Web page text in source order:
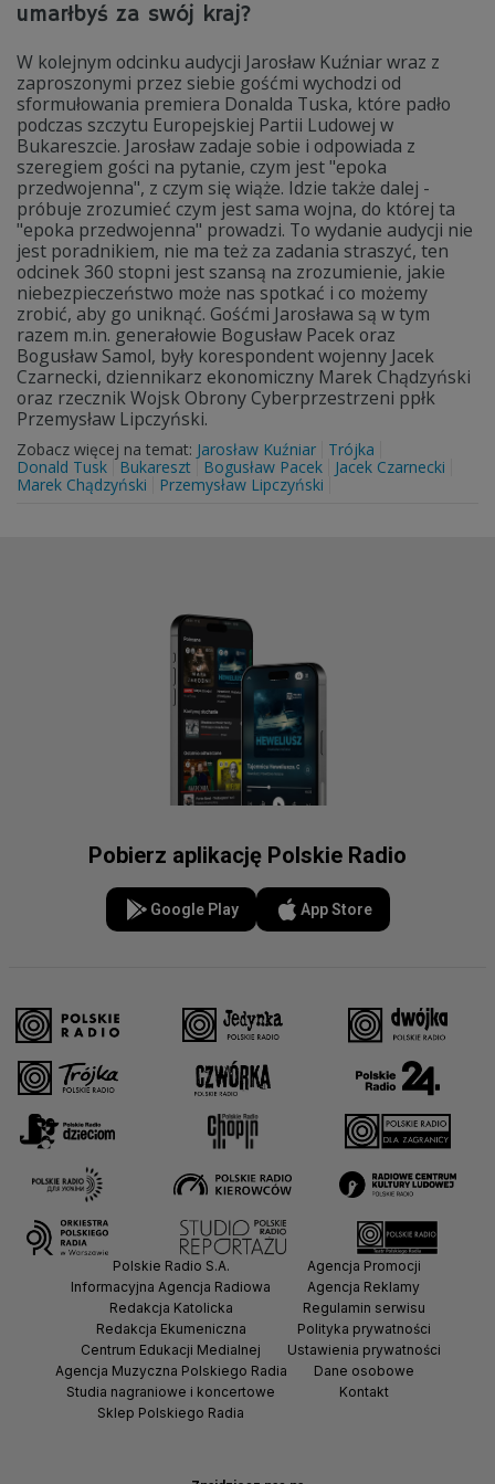
umarłbyś za swój kraj?
W kolejnym odcinku audycji Jarosław Kuźniar wraz z
zaproszonymi przez siebie gośćmi wychodzi od
sformułowania premiera Donalda Tuska, które padło
podczas szczytu Europejskiej Partii Ludowej w
Bukareszcie. Jarosław zadaje sobie i odpowiada z
szeregiem gości na pytanie, czym jest "epoka
przedwojenna", z czym się wiąże. Idzie także dalej -
próbuje zrozumieć czym jest sama wojna, do której ta
"epoka przedwojenna" prowadzi. To wydanie audycji nie
jest poradnikiem, nie ma też za zadania straszyć, ten
odcinek 360 stopni jest szansą na zrozumienie, jakie
niebezpieczeństwo może nas spotkać i co możemy
zrobić, aby go uniknąć. Gośćmi Jarosława są w tym
razem m.in. generałowie Bogusław Pacek oraz
Bogusław Samol, były korespondent wojenny Jacek
Czarnecki, dziennikarz ekonomiczny Marek Chądzyński
oraz rzecznik Wojsk Obrony Cyberprzestrzeni ppłk
Przemysław Lipczyński.
Zobacz więcej na temat: Jarosław Kuźniar
Trójka
Donald Tusk
Bukareszt Bogusław Pacek
Jacek Czarnecki
Marek Chądzyński
Przemysław Lipczyński
Pobierz aplikację Polskie Radio
Google Play App Store
Polskie Radio S.A.
Informacyjna Agencja Radiowa
Redakcja Katolicka
Redakcja Ekumeniczna
Centrum Edukacji Medialnej
Agencja Muzyczna Polskiego Radia
Studia nagraniowe i koncertowe
Sklep Polskiego Radia
Agencja Promocji
Agencja Reklamy
Regulamin serwisu
Polityka prywatności
Ustawienia prywatności
Dane osobowe
Kontakt